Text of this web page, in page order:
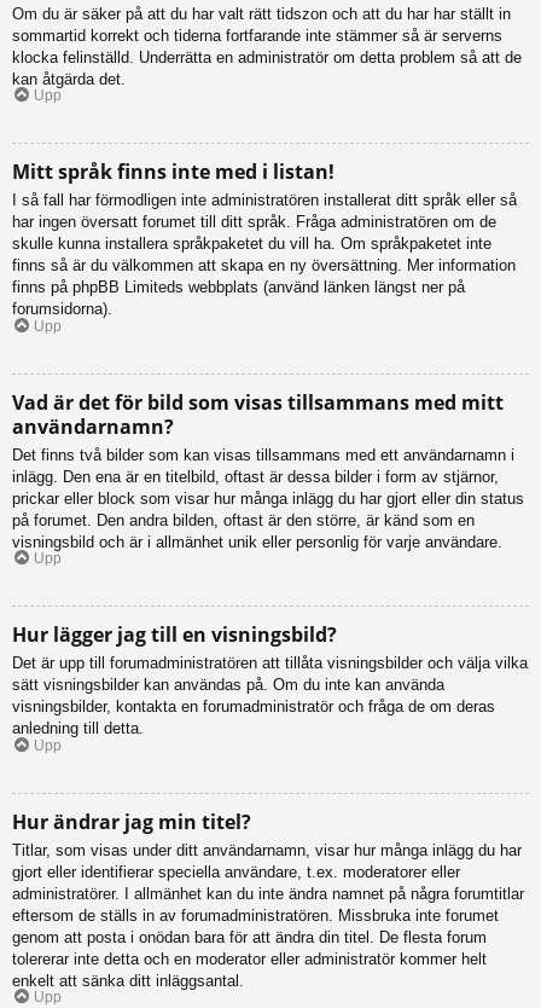
Om du är säker på att du har valt rätt tidszon och att du har har ställt in
sommartid korrekt och tiderna fortfarande inte stämmer så är serverns
klocka felinställd. Underrätta en administratör om detta problem så att de
kan åtgärda det.
Upp
Mitt språk finns inte med i listan!
I så fall har förmodligen inte administratören installerat ditt språk eller så
har ingen översatt forumet till ditt språk. Fråga administratören om de
skulle kunna installera språkpaketet du vill ha. Om språkpaketet inte
finns så är du välkommen att skapa en ny översättning. Mer information
finns på phpBB Limiteds webbplats (använd länken längst ner på
forumsidorna).
Upp
Vad är det för bild som visas tillsammans med mitt
användarnamn?
Det finns två bilder som kan visas tillsammans med ett användarnamn i
inlägg. Den ena är en titelbild, oftast är dessa bilder i form av stjärnor,
prickar eller block som visar hur många inlägg du har gjort eller din status
på forumet. Den andra bilden, oftast är den större, är känd som en
visningsbild och är i allmänhet unik eller personlig för varje användare.
Upp
Hur lägger jag till en visningsbild?
Det är upp till forumadministratören att tillåta visningsbilder och välja vilka
sätt visningsbilder kan användas på. Om du inte kan använda
visningsbilder, kontakta en forumadministratör och fråga de om deras
anledning till detta.
Upp
Hur ändrar jag min titel?
Titlar, som visas under ditt användarnamn, visar hur många inlägg du har
gjort eller identifierar speciella användare, t.ex. moderatorer eller
administratörer. I allmänhet kan du inte ändra namnet på några forumtitlar
eftersom de ställs in av forumadministratören. Missbruka inte forumet
genom att posta i onödan bara för att ändra din titel. De flesta forum
tolererar inte detta och en moderator eller administratör kommer helt
enkelt att sänka ditt inläggsantal.
Upp